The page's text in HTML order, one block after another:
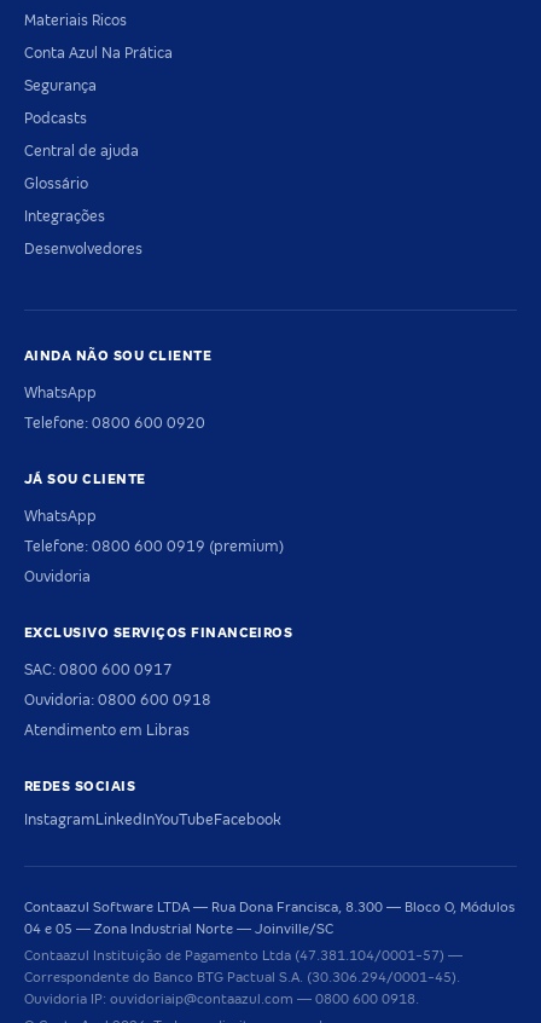
Materiais Ricos
Conta Azul Na Prática
Segurança
Podcasts
Central de ajuda
Glossário
Integrações
Desenvolvedores
AINDA NÃO SOU CLIENTE
WhatsApp
Telefone: 0800 600 0920
JÁ SOU CLIENTE
WhatsApp
Telefone: 0800 600 0919 (premium)
Ouvidoria
EXCLUSIVO SERVIÇOS FINANCEIROS
SAC: 0800 600 0917
Ouvidoria: 0800 600 0918
Atendimento em Libras
REDES SOCIAIS
InstagramLinkedInYouTubeFacebook
Contaazul Software LTDA — Rua Dona Francisca, 8.300 — Bloco O, Módulos
04 e 05 — Zona Industrial Norte — Joinville/SC
Contaazul Instituição de Pagamento Ltda (47.381.104/0001-57) —
Correspondente do Banco BTG Pactual S.A. (30.306.294/0001-45).
Ouvidoria IP: ouvidoriaip@contaazul.com — 0800 600 0918.